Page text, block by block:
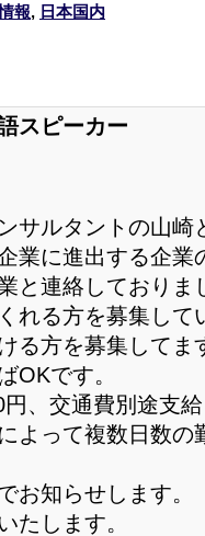
報, 日本国内
スピーカー
サルタントの山崎
業に進出する企業
と連絡しておりま
れる方を募集して
る方を募集してま
OKです。
、交通費別途支
よって複数日数の
お知らせします。
たします。